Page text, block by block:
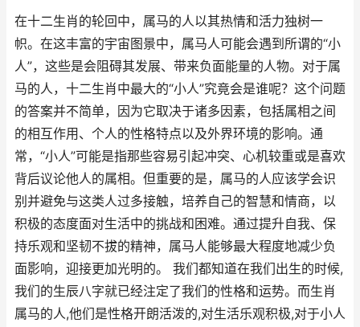
在十二生肖的轮回中，属马的人以其热情和活力独树一
帜。在这丰富的宇宙图景中，属马人可能会遇到所谓的“小
人”，这些是会阻碍其发展、带来负面能量的人物。对于属
马的人，十二生肖中最大的“小人”究竟会是谁呢？这个问题
的答案并不简单，因为它取决于诸多因素，包括属相之间
的相互作用、个人的性格特点以及外界环境的影响。通
常，“小人”可能是指那些容易引起冲突、心机较重或是喜欢
背后议论他人的属相。但重要的是，属马的人应该学会识
别并避免与这类人过多接触，培养自己的智慧和情商，以
积极的态度面对生活中的挑战和困难。通过提升自我、保
持乐观和坚韧不拔的精神，属马人能够最大程度地减少负
面影响，迎接更加光明的。 我们都知道在我们出生的时候,
我们的生辰八字就已经注定了我们的性格和运势。而生肖
属马的人,他们是性格开朗活泼的,对生活乐观积极,对于小人